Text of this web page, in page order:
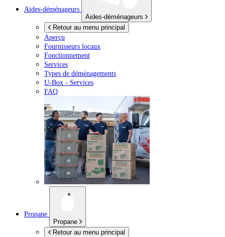
Aides-déménageurs
Aides-déménageurs
Retour au menu principal
Aperçu
Fournisseurs locaux
Fonctionnement
Services
Types de déménagements
U-Box - Services
FAQ
Propane
Propane
Retour au menu principal